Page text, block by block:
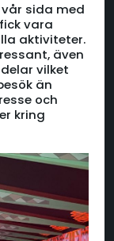
sida med
vara
aktiviteter.
även
vilket
än
och
kring